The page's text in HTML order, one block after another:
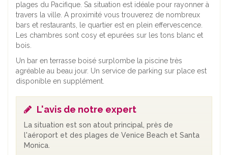
plages du Pacifique. Sa situation est idéale pour rayonner à
travers la ville. A proximité vous trouverez de nombreux
bars et restaurants, le quartier est en plein effervescence.
Les chambres sont cosy et epurées sur les tons blanc et
bois.
Un bar en terrasse boisé surplombe la piscine très
agréable au beau jour. Un service de parking sur place est
disponible en supplément.
L'avis de notre expert
La situation est son atout principal, près de
l'aéroport et des plages de Venice Beach et Santa
Monica.